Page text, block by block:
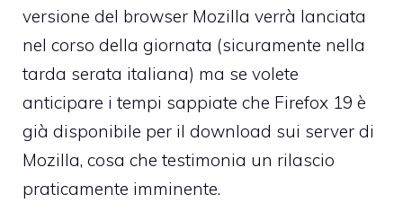
versione del browser Mozilla verrà lanciata
nel corso della giornata (sicuramente nella
tarda serata italiana) ma se volete
anticipare i tempi sappiate che Firefox 19 è
già disponibile per il download sui server di
Mozilla, cosa che testimonia un rilascio
praticamente imminente.